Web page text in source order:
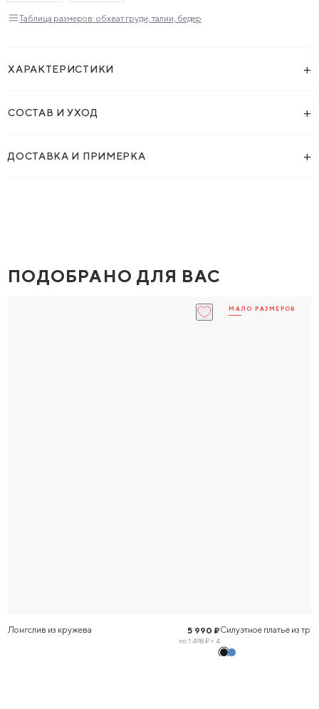
Таблица размеров: обхват груди, талии, бедер
ХАРАКТЕРИСТИКИ +
СОСТАВ И УХОД +
ДОСТАВКА И ПРИМЕРКА +
ПОДОБРАНО ДЛЯ ВАС
Лонгслив из кружева 5 990 ₽
по 1 498 ₽ × 4
МАЛО РАЗМЕРОВ
Силуэтное платье из